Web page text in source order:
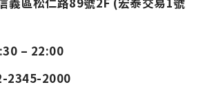
– 22:00
2345-2000